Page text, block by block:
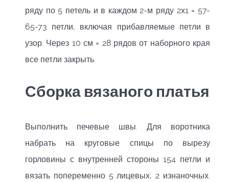
ряду по 5 петель и в каждом 2-м ряду 2х1 = 57-
65-73 петли, включая прибавляемые петли в
узор. Через 10 см = 28 рядов от наборного края
все петли закрыть.
Сборка вязаного платья
Выполнить печевые швы. Для воротника
набрать на круговые спицы по вырезу
горловины с внутренней стороны 154 петли и
вязать попеременно 5 лицевых, 2 изнаночных.